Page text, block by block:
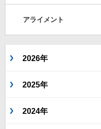
アライメント
2026年
2025年
2024年